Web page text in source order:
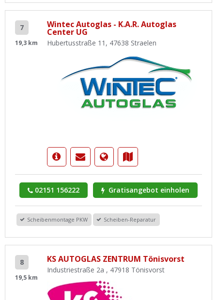
7
19,3 km
Wintec Autoglas - K.A.R. Autoglas
Center UG
Hubertusstraße 11, 47638 Straelen
02151 156222 Gratisangebot einholen
Scheibenmontage PKW Scheiben-Reparatur
8
19,5 km
KS AUTOGLAS ZENTRUM Tönisvorst
Industriestraße 2a , 47918 Tönisvorst